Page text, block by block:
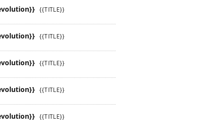
{{TITLE}}
{{TITLE}}
{{TITLE}}
{{TITLE}}
{{TITLE}}